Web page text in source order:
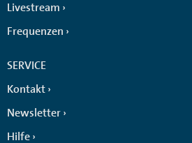
Livestream
Frequenzen
SERVICE
Kontakt
Newsletter
Hilfe